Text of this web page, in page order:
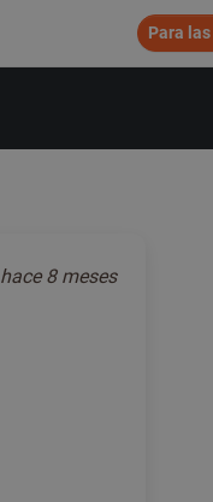
Para
hace 8 meses